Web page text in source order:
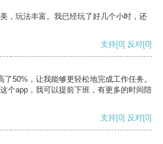
，玩法丰富。我已经玩了好几个小时，还
支持[0] 反对[0]
50%，让我能够更轻松地完成工作任务。
个app，我可以提前下班，有更多的时间陪
支持[0] 反对[0]